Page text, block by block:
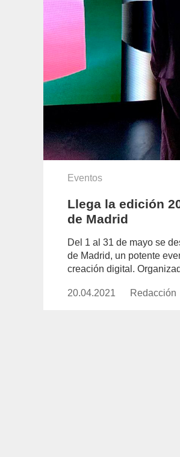
Eventos
Llega la edición
de Madrid
Del 1 al 31 de mayo se
de Madrid, un potente
creación digital.
Publicado
20.04.2021 https://
Redacción